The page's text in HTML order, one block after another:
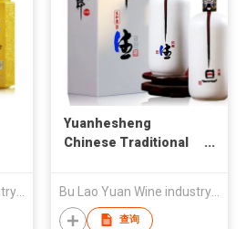
Bu Lao Yuan Wine industry Limited Liability Company
Yuanhesheng
Chinese Traditional
Bu Lao Yuan Wine industry Limited Liability Company
查询